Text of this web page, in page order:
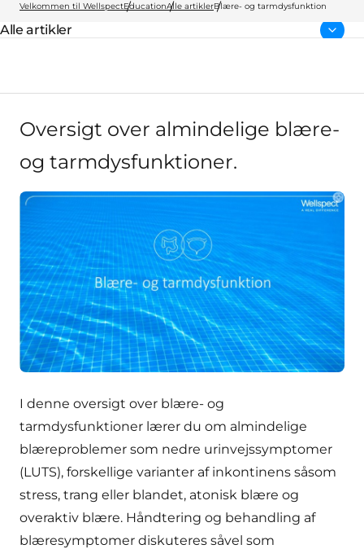
Velkommen til WellspectEducationAlle artiklerBlære- og tarmdysfunktion
Forside:
Alle artikler
Oversigt over almindelige blære-
og tarmdysfunktioner.
I denne oversigt over blære- og
tarmdysfunktioner lærer du om almindelige
blæreproblemer som nedre urinvejssymptomer
(LUTS), forskellige varianter af inkontinens såsom
stress, trang eller blandet, atonisk blære og
overaktiv blære. Håndtering og behandling af
blæresymptomer diskuteres såvel som